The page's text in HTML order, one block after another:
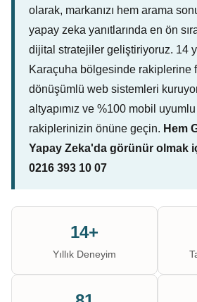
olarak, markanızı hem arama
yapay zeka yanıtlarında en ön
dijital stratejiler geliştiriyoruz. 14
Karaçuha bölgesinde rakiplerine
dönüşümlü web sistemleri
altyapımız ve %100 mobil uyumlu
rakiplerinizin önüne geçin. Hem
Yapay Zeka'da görünür olmak
0216 393 10 07
14+
Yıllık Deneyim